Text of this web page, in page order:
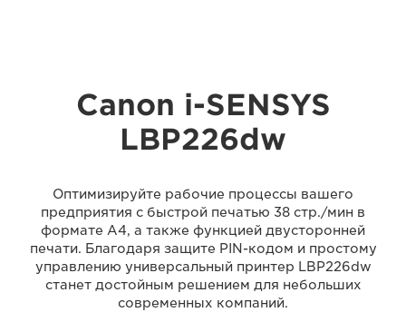
Canon i-SENSYS
LBP226dw
Оптимизируйте рабочие процессы вашего
предприятия с быстрой печатью 38 стр./мин в
формате A4, а также функцией двусторонней
печати. Благодаря защите PIN-кодом и простому
управлению универсальный принтер LBP226dw
станет достойным решением для небольших
современных компаний.